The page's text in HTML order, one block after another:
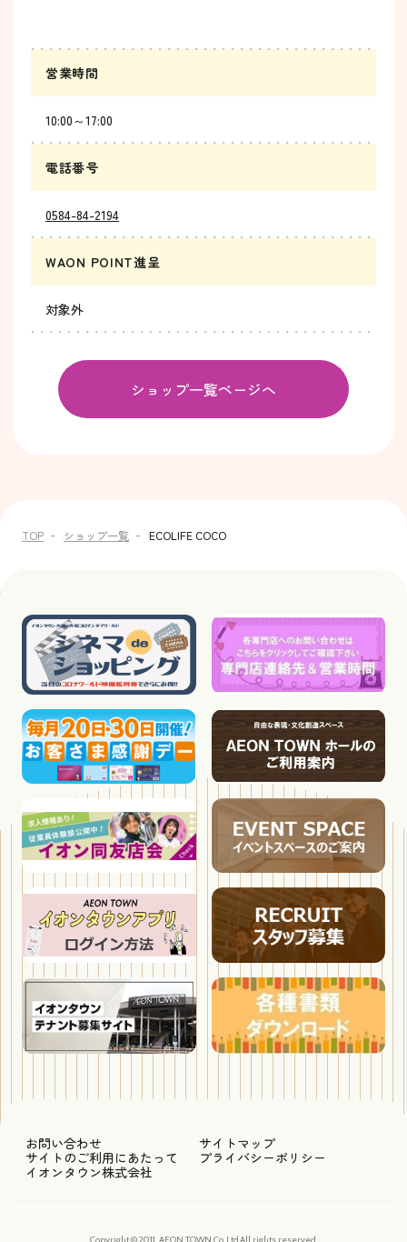
営業時間
10:00～17:00
電話番号
0584-84-2194
WAON POINT進呈
対象外
ショップ一覧ページへ
TOP ショップ一覧 ECOLIFE COCO
お問い合わせ
サイトマップ
サイトのご利用にあたって
プライバシーポリシー
イオンタウン株式会社